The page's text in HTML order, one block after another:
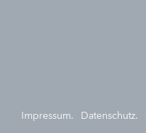
Impressum. Datenschutz.